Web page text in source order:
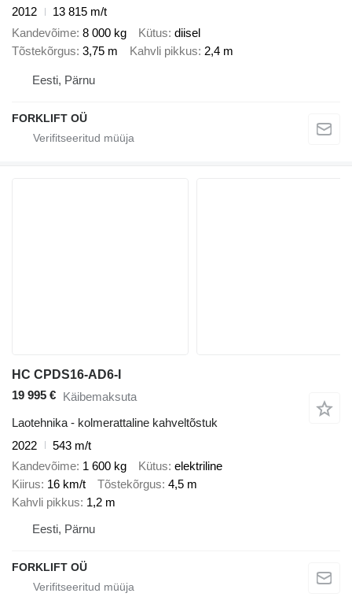
2012
13 815 m/t
Kandevõime 8 000 kg Kütus diisel
Tõstekõrgus 3,75 m Kahvli pikkus 2,4 m
Eesti, Pärnu
FORKLIFT OÜ
HC CPDS16-AD6-I
19 995 € Käibemaksuta
Laotehnika - kolmerattaline kahveltõstuk
2022
543 m/t
Kandevõime 1 600 kg Kütus elektriline
Kiirus 16 km/t Tõstekõrgus 4,5 m
Kahvli pikkus 1,2 m
Eesti, Pärnu
FORKLIFT OÜ